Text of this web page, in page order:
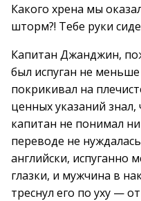
Какого хрена мы
шторм?! Тебе руки
Капитан Джанджин,
был испуган не
покрикивал на
ценных указаний знал,
капитан не понимал
переводе не
английски, испуганно
глазки, и мужчина в
треснул его по уху —